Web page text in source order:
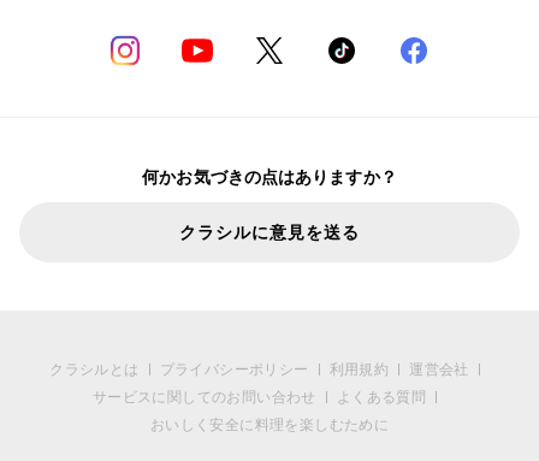
何かお気づきの点はありますか？
クラシルに意見を送る
クラシルとは プライバシーポリシー 利用規約
運営会社
サービスに関してのお問い合わせ
よくある質問
おいしく安全に料理を楽しむために